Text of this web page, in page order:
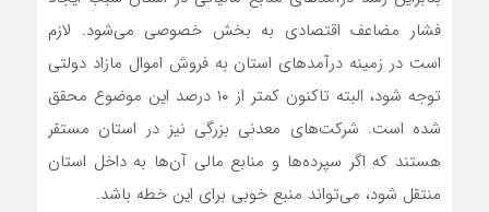
فشار مضاعف اقتصادی به بخش خصوصی می‌شود. لازم
است در زمینه درآمدهای استان به فروش اموال مازاد دولتی
توجه شود، البته تاکنون کمتر از ۱۰ درصد این موضوع محقق
شده است. شرکت‌های معدنی بزرگی نیز در استان مستقر
هستند که اگر سپرده‌ها و منابع مالی آن‌ها به داخل استان
منتقل شود، می‌تواند منبع خوبی برای این خطه باشد.